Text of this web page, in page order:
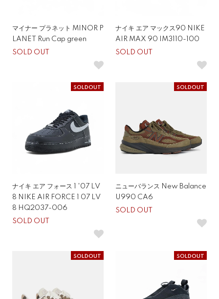
マイナー プラネット MINOR P
LANET Run Cap green
SOLD OUT
ナイキ エア マックス90 NIKE
AIR MAX 90 IM3110-100
SOLD OUT
SOLDOUT
ナイキ エア フォース 1 '07 LV
8 NIKE AIR FORCE 1 07 LV
8 HQ2037-006
SOLD OUT
SOLDOUT
ニューバランス New Balance
U990 CA6
SOLD OUT
SOLDOUT SOLDOUT